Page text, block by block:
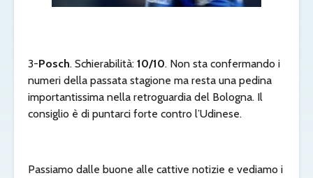
3-Posch. Schierabilità: 10/10. Non sta confermando i
numeri della passata stagione ma resta una pedina
importantissima nella retroguardia del Bologna. Il
consiglio è di puntarci forte contro l’Udinese.
Passiamo dalle buone alle cattive notizie e vediamo i